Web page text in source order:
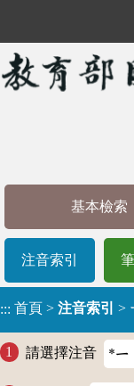
基本檢索
注音索引
::: 首頁 > 注音索引 >
請選擇注音